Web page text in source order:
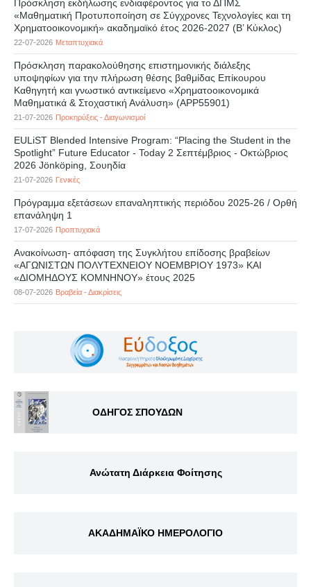
Πρόσκληση εκδήλωσης ενδιαφέροντος για το ΔΠΜΣ
«Μαθηματική Προτυποποίηση σε Σύγχρονες Τεχνολογίες και τη
Χρηματοοικονομική» ακαδημαϊκό έτος 2026-2027 (B’ Kύκλος)
22-07-2026 Μεταπτυχιακά
Πρόσκληση παρακολούθησης επιστημονικής διάλεξης
υποψηφίων για την πλήρωση θέσης βαθμίδας Επίκουρου
Καθηγητή και γνωστικό αντικείμενο «Χρηματοοικονομικά
Μαθηματικά & Στοχαστική Ανάλυση» (APP55901)
21-07-2026 Προκηρύξεις - Διαγωνισμοί
EULiST Blended Intensive Program: “Placing the Student in the
Spotlight” Future Educator - Today 2 Σεπτέμβριος - Οκτώβριος
2026 Jönköping, Σουηδία
21-07-2026 Γενικές
Πρόγραμμα εξετάσεων επαναληπτικής περιόδου 2025-26 / Ορθή
επανάληψη 1
17-07-2026 Προπτυχιακά
Ανακοίνωση- απόφαση της Συγκλήτου επίδοσης βραβείων
«ΑΓΩΝΙΣΤΩΝ ΠΟΛΥΤΕΧΝΕΙΟΥ ΝΟΕΜΒΡΙΟΥ 1973» ΚΑΙ
«ΔΙΟΜΗΔΟΥΣ ΚΟΜΝΗΝΟΥ» έτους 2025
08-07-2026 Βραβεία - Διακρίσεις
ΟΔΗΓΟΣ ΣΠΟΥΔΩΝ
Ανώτατη Διάρκεια Φοίτησης
ΑΚΑΔΗΜΑΪΚΟ ΗΜΕΡΟΛΟΓΙΟ